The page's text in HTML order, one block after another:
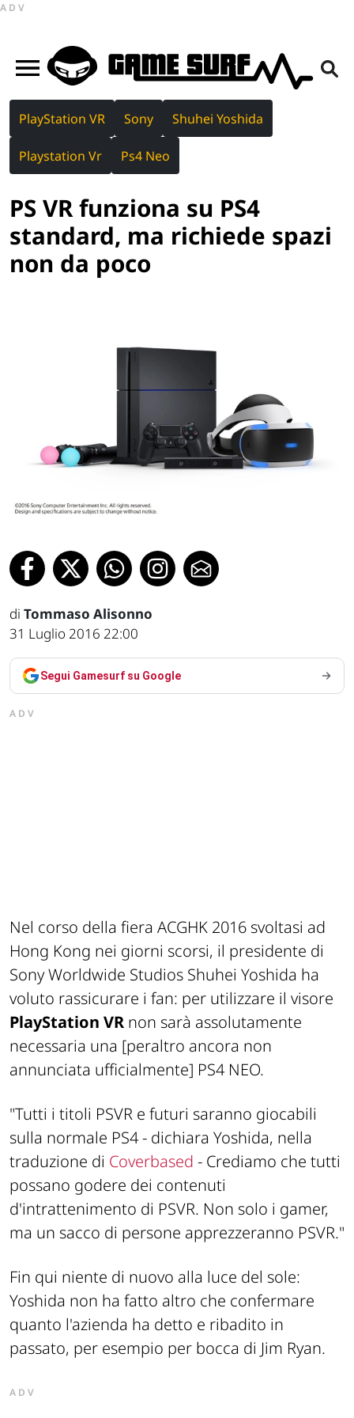
ADV
PlayStation VR Sony Shuhei Yoshida
Playstation Vr Ps4 Neo
PS VR funziona su PS4
standard, ma richiede spazi
non da poco
di Tommaso Alisonno
31 Luglio 2016 22:00
Segui Gamesurf su Google
ADV
Nel corso della fiera ACGHK 2016 svoltasi ad
Hong Kong nei giorni scorsi, il presidente di
Sony Worldwide Studios Shuhei Yoshida ha
voluto rassicurare i fan: per utilizzare il visore
PlayStation VR non sarà assolutamente
necessaria una [peraltro ancora non
annunciata ufficialmente] PS4 NEO.
"Tutti i titoli PSVR e futuri saranno giocabili
sulla normale PS4 - dichiara Yoshida, nella
traduzione di Coverbased - Crediamo che tutti
possano godere dei contenuti
d'intrattenimento di PSVR. Non solo i gamer,
ma un sacco di persone apprezzeranno PSVR."
Fin qui niente di nuovo alla luce del sole:
Yoshida non ha fatto altro che confermare
quanto l'azienda ha detto e ribadito in
passato, per esempio per bocca di Jim Ryan.
ADV